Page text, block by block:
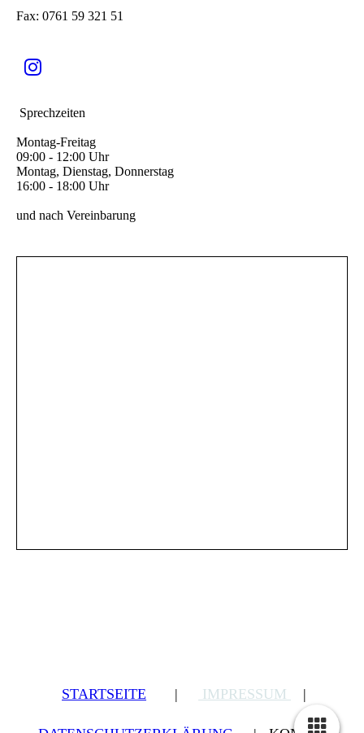
Fax: 0761 59 321 51
Sprechzeiten
Montag-Freitag
09:00 - 12:00 Uhr
Montag, Dienstag, Donnerstag
16:00 - 18:00 Uhr
und nach Vereinbarung
STARTSEITE | IMPRESSUM |